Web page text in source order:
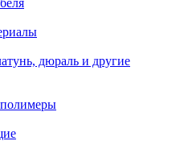
дюраль и другие